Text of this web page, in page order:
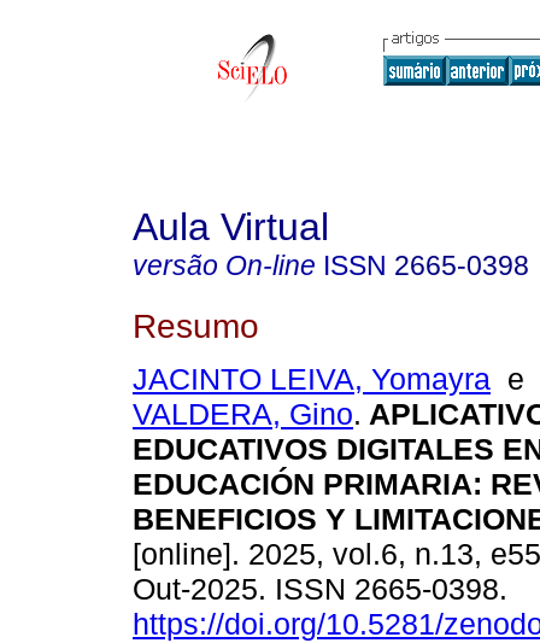
Aula Virtual
versão On-line ISSN 2665-0398
Resumo
JACINTO LEIVA, Yomayra e
VALDERA, Gino.
EDUCATIVOS DIGITALES
EDUCACIÓN PRIMARIA:
BENEFICIOS Y
[online]. 2025, vol.6, n.13,
Out-2025. ISSN 2665-0398.
https://doi.org/10.5281/